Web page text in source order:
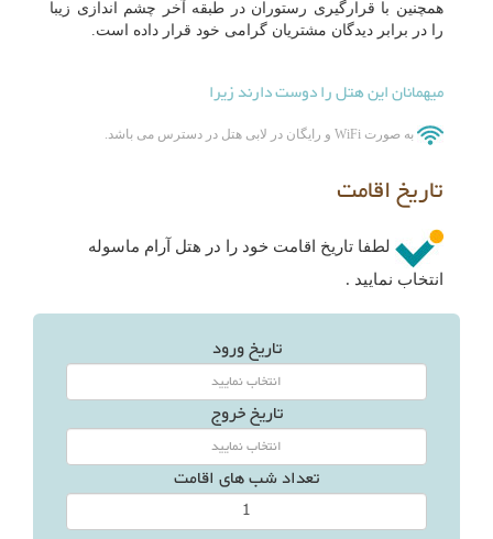
همچنین با قرارگیری رستوران در طبقه آخر چشم اندازی زیبا
را در برابر دیدگان مشتریان گرامی خود قرار داده است.
میهمانان این هتل را دوست دارند زیرا
به صورت WiFi و رایگان در لابی هتل در دسترس می باشد.
تاریخ اقامت
لطفا تاریخ اقامت خود را در هتل آرام ماسوله
انتخاب نمایید .
تاریخ ورود
تاریخ خروج
تعداد شب های اقامت